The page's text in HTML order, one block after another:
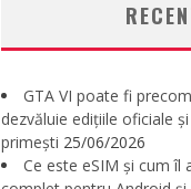
GTA VI poate fi
dezvăluie edițiile oficiale
primești 25/06/2026
Ce este eSIM și cum îl